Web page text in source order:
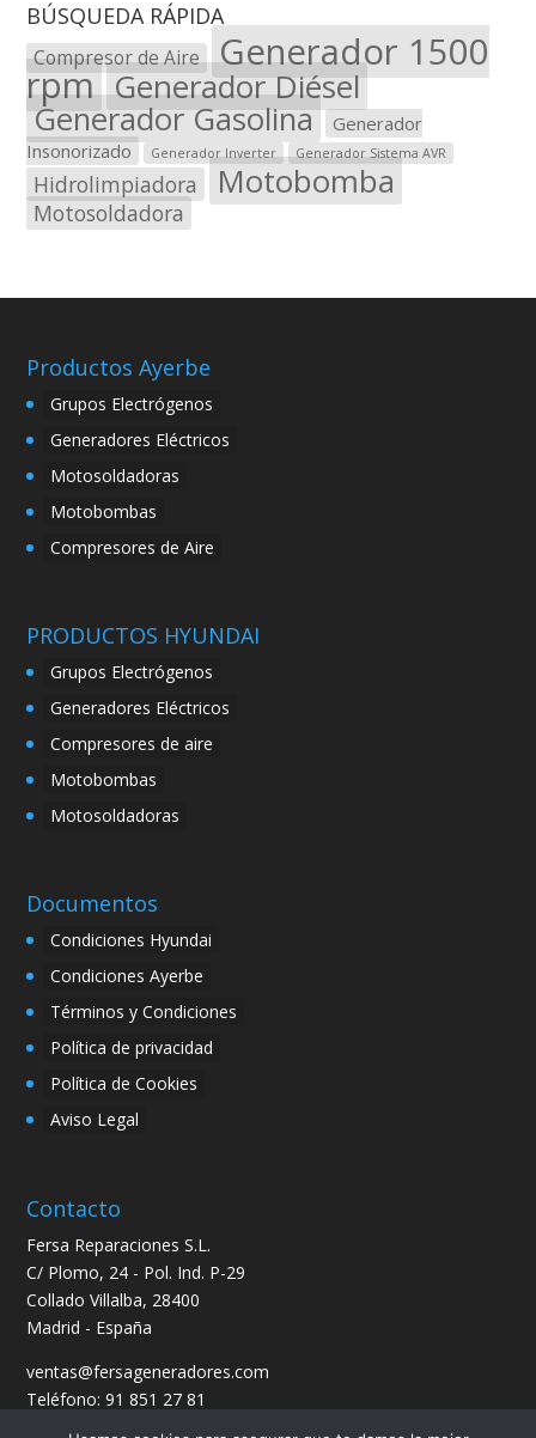
BÚSQUEDA RÁPIDA
Compresor de Aire Generador 1500
rpm Generador Diésel
Generador Gasolina
Generador
Insonorizado
Generador Inverter Generador Sistema AVR
Hidrolimpiadora Motobomba
Motosoldadora
Productos Ayerbe
Grupos Electrógenos
Generadores Eléctricos
Motosoldadoras
Motobombas
Compresores de Aire
PRODUCTOS HYUNDAI
Grupos Electrógenos
Generadores Eléctricos
Compresores de aire
Motobombas
Motosoldadoras
Documentos
Condiciones Hyundai
Condiciones Ayerbe
Términos y Condiciones
Política de privacidad
Política de Cookies
Aviso Legal
Contacto
Fersa Reparaciones S.L.
C/ Plomo, 24 - Pol. Ind. P-29
Collado Villalba, 28400
Madrid - España
ventas@fersageneradores.com
Teléfono: 91 851 27 81